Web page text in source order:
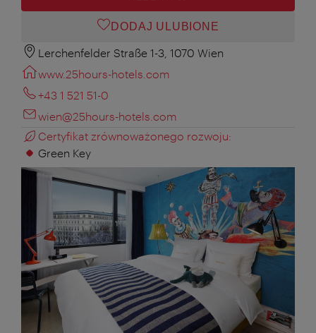
DODAJ ULUBIONE
Lerchenfelder Straße 1-3, 1070 Wien
www.25hours-hotels.com
+43 1 521 51-0
wien@25hours-hotels.com
Certyfikat zrównoważonego rozwoju:
Green Key